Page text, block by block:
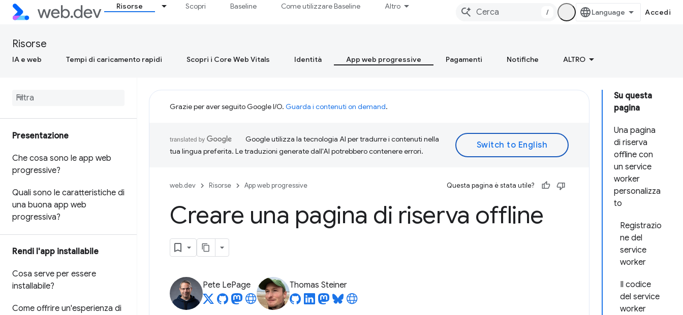
Risorse Scopri Baseline Come utilizzare Baseline Altro
/ Accedi
Risorse
IA e web Tempi di caricamento rapidi Scopri i Core Web Vitals Identità App web progressive Pagamenti Notifiche ALTRO
Presentazione
Che cosa sono le app web
progressive?
Quali sono le caratteristiche di
una buona app web
progressiva?
Rendi l'app installabile
Cosa serve per essere
installabile?
Come offrire un'esperienza di
Su questa
pagina
Una pagina
di riserva
offline con
un service
worker
personalizza
to
Registrazio
ne del
service
worker
Il codice
del service
worker
Grazie per aver seguito Google I/O. Guarda i contenuti on demand.
Google utilizza la tecnologia AI per tradurre i contenuti nella
tua lingua preferita. Le traduzioni generate dall'AI potrebbero contenere errori.
web.dev Risorse App web progressive Questa pagina è stata utile?
Creare una pagina di riserva offline
Pete LePage Thomas Steiner